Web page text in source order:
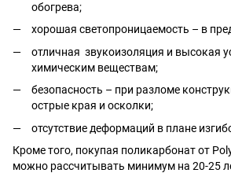
обогрева;
хорошая светопроницаемость – в
отличная звукоизоляция и высокая
химическим веществам;
безопасность – при разломе
острые края и осколки;
отсутствие деформаций в плане
Кроме того, покупая поликарбонат от
можно рассчитывать минимум на 20-25